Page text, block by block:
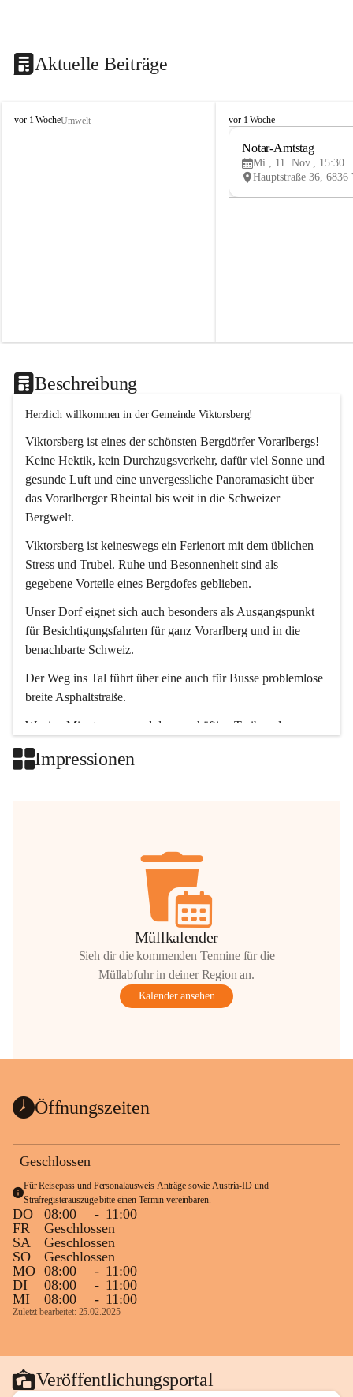
Aktuelle Beiträge
V
vor 1 WocheUmwelt
V
vor 1 Woche
Notar-Amtstag
Mi., 11. Nov., 15:30
Beschreibung
Herzlich willkommen in der Gemeinde Viktorsberg!
Viktorsberg ist eines der schönsten Bergdörfer Vorarlbergs!
Keine Hektik, kein Durchzugsverkehr, dafür viel Sonne und
gesunde Luft und eine unvergessliche Panoramasicht über
das Vorarlberger Rheintal bis weit in die Schweizer
Bergwelt.
Viktorsberg ist keineswegs ein Ferienort mit dem üblichen
Stress und Trubel. Ruhe und Besonnenheit sind als
gegebene Vorteile eines Bergdofes geblieben.
Unser Dorf eignet sich auch besonders als Ausgangspunkt
für Besichtigungsfahrten für ganz Vorarlberg und in die
benachbarte Schweiz.
Der Weg ins Tal führt über eine auch für Busse problemlose
breite Asphaltstraße.
Wenige Minuten nur, und das geschäftige Treiben der
Impressionen
Müllkalender
Sieh dir die kommenden Termine für die
Müllabfuhr in deiner Region an.
Kalender ansehen
Öffnungszeiten
Geschlossen
Für Reisepass und Personalausweis Anträge sowie Austria-ID und
Strafregisterauszüge bitte einen Termin vereinbaren.
DO 08:00 - 11:00
FR
Geschlossen
SA
Geschlossen
SO
Geschlossen
MO 08:00 - 11:00
DI
08:00 - 11:00
MI
08:00 - 11:00
Zuletzt bearbeitet: 25.02.2025
Veröffentlichungsportal